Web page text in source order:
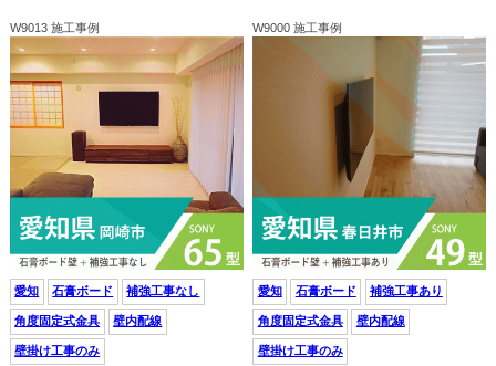
W9013 施工事例
愛知 石膏ボード 補強工事なし
角度固定式金具 壁内配線
壁掛け工事のみ
W9000 施工事例
愛知 石膏ボード 補強工事あり
角度固定式金具 壁内配線
壁掛け工事のみ